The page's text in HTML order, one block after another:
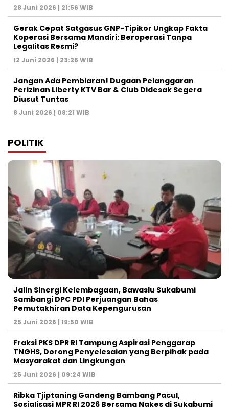
28 Juni 2026 | 21:56 WIB
Gerak Cepat Satgasus GNP-Tipikor Ungkap Fakta
Koperasi Bersama Mandiri: Beroperasi Tanpa
Legalitas Resmi?
12 Juni 2026 | 23:26 WIB
Jangan Ada Pembiaran! Dugaan Pelanggaran
Perizinan Liberty KTV Bar & Club Didesak Segera
Diusut Tuntas
8 Juni 2026 | 08:21 WIB
POLITIK
Jalin Sinergi Kelembagaan, Bawaslu Sukabumi
Sambangi DPC PDI Perjuangan Bahas
Pemutakhiran Data Kepengurusan
25 Juni 2026 | 19:50 WIB
‎Fraksi PKS DPR RI Tampung Aspirasi Penggarap
TNGHS, Dorong Penyelesaian yang Berpihak pada
Masyarakat dan Lingkungan‎
25 Juni 2026 | 09:24 WIB
Ribka Tjiptaning Gandeng Bambang Pacul,
Sosialisasi MPR RI 2026 Bersama Nakes di Sukabumi